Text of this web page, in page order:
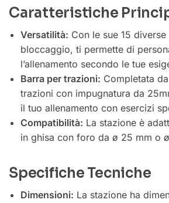
Caratteristiche
Versatilità: Con le sue 15
bloccaggio, ti permette di
l’allenamento secondo le tue
Barra per trazioni: Completata
trazioni con impugnatura da
il tuo allenamento con esercizi
Compatibilità: La stazione è
in ghisa con foro da ø 25 mm o
Specifiche Tecniche
Dimensioni: La stazione ha